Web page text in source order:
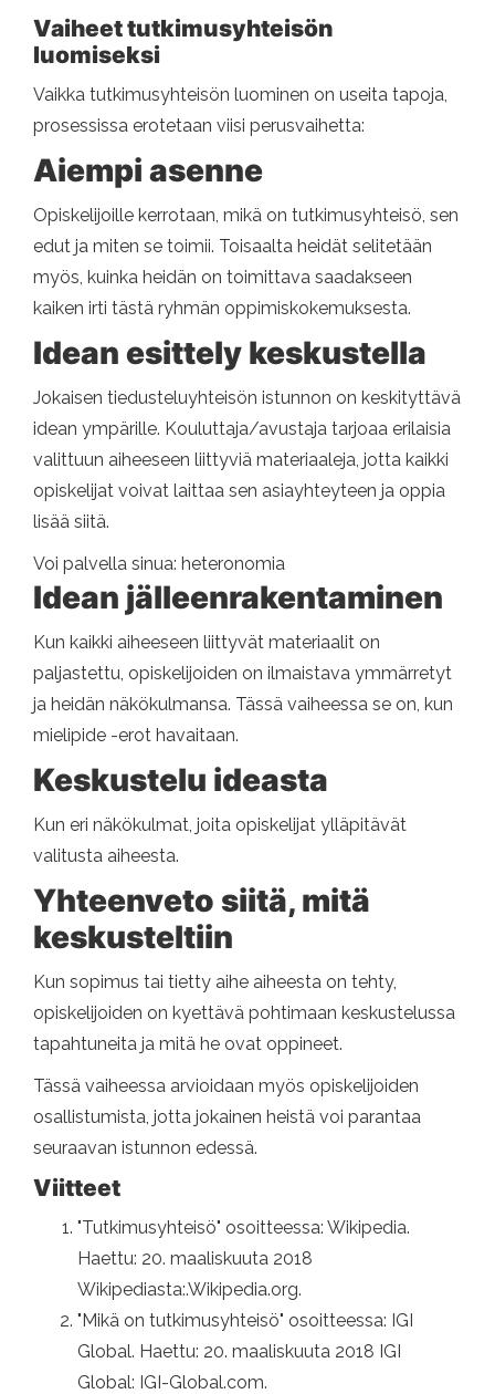
Vaiheet tutkimusyhteisön
luomiseksi
Vaikka tutkimusyhteisön luominen on useita tapoja,
prosessissa erotetaan viisi perusvaihetta:
Aiempi asenne
Opiskelijoille kerrotaan, mikä on tutkimusyhteisö, sen
edut ja miten se toimii. Toisaalta heidät selitetään
myös, kuinka heidän on toimittava saadakseen
kaiken irti tästä ryhmän oppimiskokemuksesta.
Idean esittely keskustella
Jokaisen tiedusteluyhteisön istunnon on keskityttävä
idean ympärille. Kouluttaja/avustaja tarjoaa erilaisia ​​
valittuun aiheeseen liittyviä materiaaleja, jotta kaikki
opiskelijat voivat laittaa sen asiayhteyteen ja oppia
lisää siitä.
Voi palvella sinua: heteronomia
Idean jälleenrakentaminen
Kun kaikki aiheeseen liittyvät materiaalit on
paljastettu, opiskelijoiden on ilmaistava ymmärretyt
ja heidän näkökulmansa. Tässä vaiheessa se on, kun
mielipide -erot havaitaan.
Keskustelu ideasta
Kun eri näkökulmat, joita opiskelijat ylläpitävät
valitusta aiheesta.
Yhteenveto siitä, mitä
keskusteltiin
Kun sopimus tai tietty aihe aiheesta on tehty,
opiskelijoiden on kyettävä pohtimaan keskustelussa
tapahtuneita ja mitä he ovat oppineet.
Tässä vaiheessa arvioidaan myös opiskelijoiden
osallistumista, jotta jokainen heistä voi parantaa
seuraavan istunnon edessä.
Viitteet
"Tutkimusyhteisö" osoitteessa: Wikipedia.
Haettu: 20. maaliskuuta 2018
Wikipediasta:.Wikipedia.org.
"Mikä on tutkimusyhteisö" osoitteessa: IGI
Global. Haettu: 20. maaliskuuta 2018 IGI
Global: IGI-Global.com.